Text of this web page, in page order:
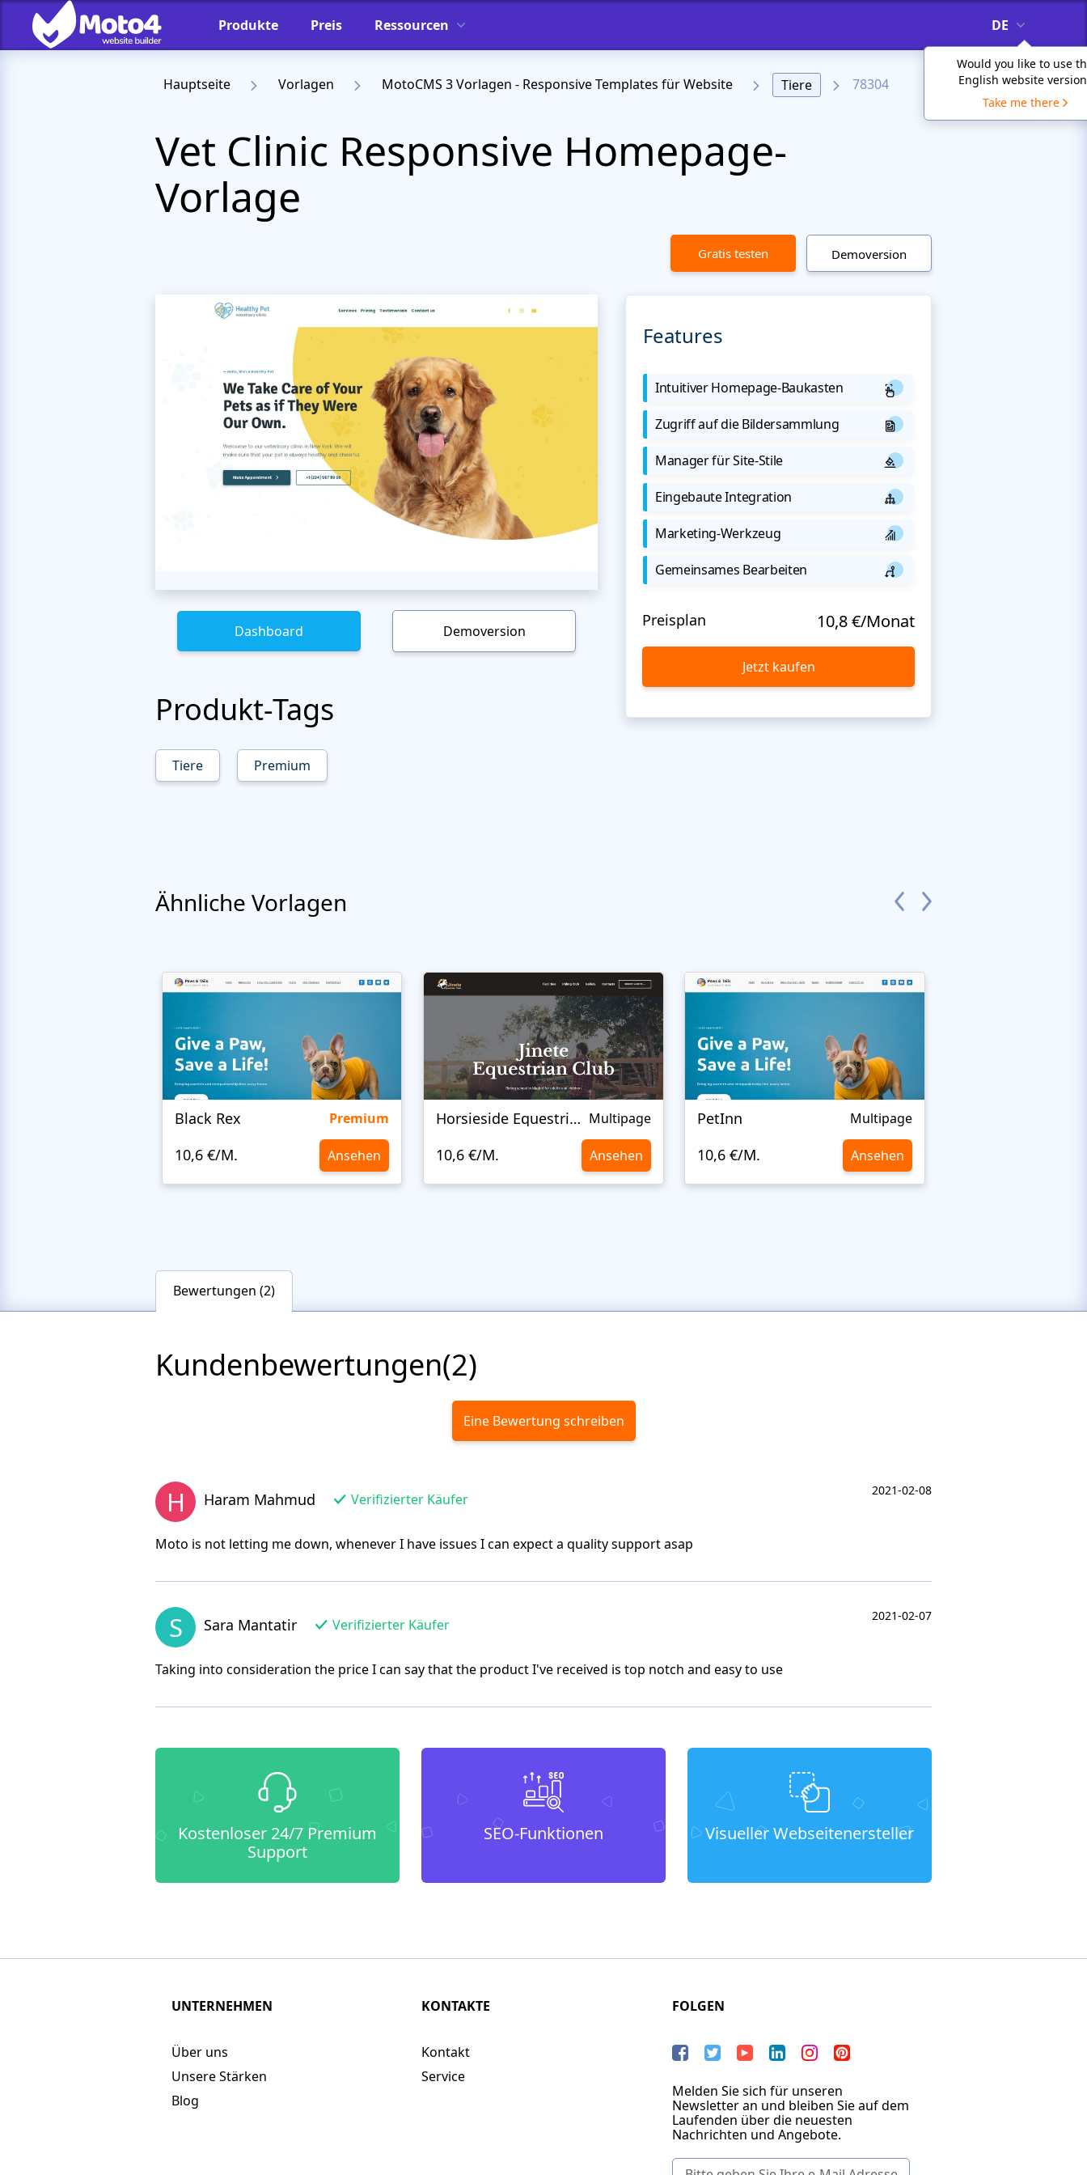
Produkte Preis Ressourcen DE
Would you like to use
English website
Take me there
Hauptseite Vorlagen MotoCMS 3 Vorlagen - Responsive Templates für Website Tiere 78304
Vet Clinic Responsive Homepage-
Vorlage
Gratis testen Demoversion
Dashboard Demoversion
Produkt-Tags
Tiere Premium
Features
Intuitiver Homepage-Baukasten
Zugriff auf die Bildersammlung
Manager für Site-Stile
Eingebaute Integration
Marketing-Werkzeug
Gemeinsames Bearbeiten
Preisplan 10,8 €/Monat
Jetzt kaufen
Ähnliche Vorlagen
Black Rex Premium
10,6 €/M. Ansehen
Horsieside Equestrian Multipage
10,6 €/M. Ansehen
PetInn Multipage
10,6 €/M. Ansehen
Bewertungen (2)
Kundenbewertungen(2)
Eine Bewertung schreiben
H Haram Mahmud Verifizierter Käufer
2021-02-08
Moto is not letting me down, whenever I have issues I can expect a quality support asap
S Sara Mantatir Verifizierter Käufer
2021-02-07
Taking into consideration the price I can say that the product I've received is top notch and easy to use
Kostenloser 24/7 Premium
Support
SEO-Funktionen Visueller Webseitenersteller
UNTERNEHMEN
Über uns
Unsere Stärken
Blog
KONTAKTE
Kontakt
Service
FOLGEN
Melden Sie sich für unseren
Newsletter an und bleiben Sie auf dem
Laufenden über die neuesten
Nachrichten und Angebote.